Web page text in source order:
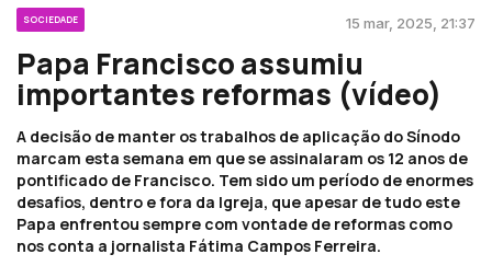
SOCIEDADE 15 mar, 2025, 21:37
Papa Francisco assumiu
importantes reformas (vídeo)
A decisão de manter os trabalhos de aplicação do Sínodo
marcam esta semana em que se assinalaram os 12 anos de
pontificado de Francisco. Tem sido um período de enormes
desafios, dentro e fora da Igreja, que apesar de tudo este
Papa enfrentou sempre com vontade de reformas como
nos conta a jornalista Fátima Campos Ferreira.